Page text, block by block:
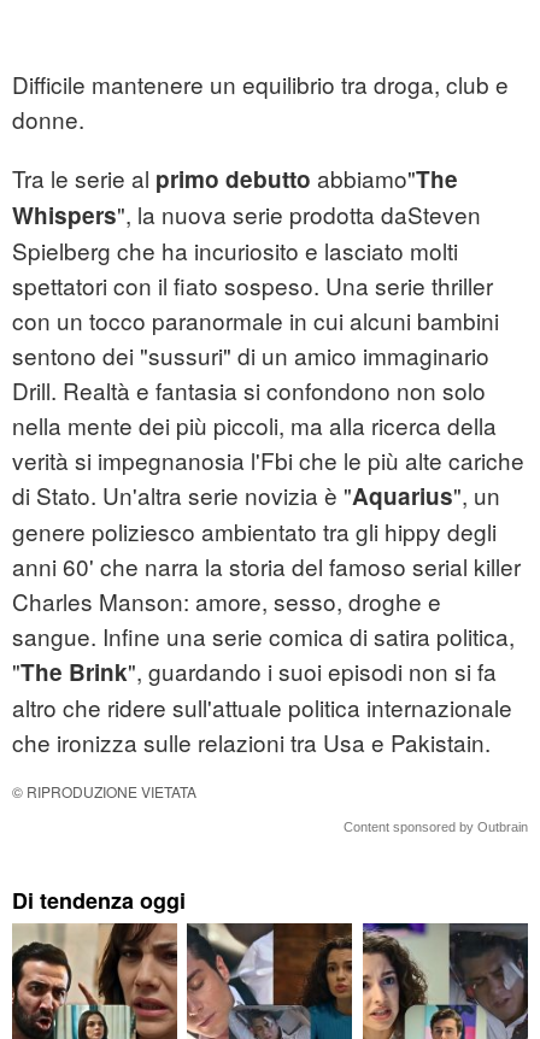
Difficile mantenere un equilibrio tra droga, club e
donne.
Tra le serie al primo debutto abbiamo"The
Whispers", la nuova serie prodotta daSteven
Spielberg che ha incuriosito e lasciato molti
spettatori con il fiato sospeso. Una serie thriller
con un tocco paranormale in cui alcuni bambini
sentono dei "sussuri" di un amico immaginario
Drill. Realtà e fantasia si confondono non solo
nella mente dei più piccoli, ma alla ricerca della
verità si impegnanosia l'Fbi che le più alte cariche
di Stato. Un'altra serie novizia è "Aquarius", un
genere poliziesco ambientato tra gli hippy degli
anni 60' che narra la storia del famoso serial killer
Charles Manson: amore, sesso, droghe e
sangue. Infine una serie comica di satira politica,
"The Brink", guardando i suoi episodi non si fa
altro che ridere sull'attuale politica internazionale
che ironizza sulle relazioni tra Usa e Pakistain.
© RIPRODUZIONE VIETATA
Content sponsored by Outbrain
Di tendenza oggi